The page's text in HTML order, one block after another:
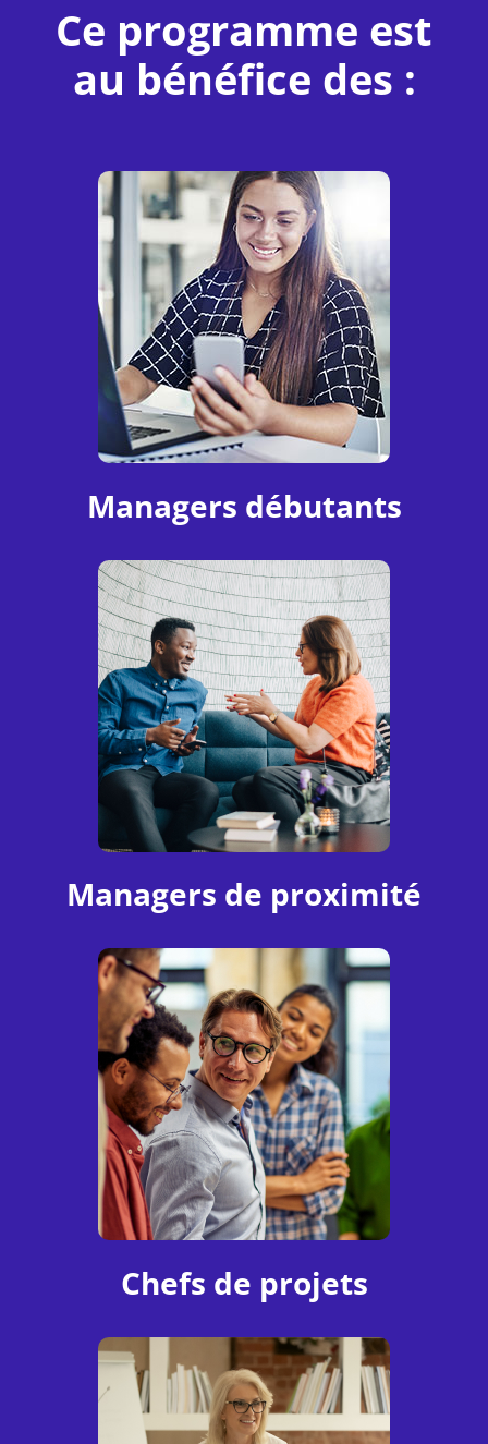
Ce programme est
au bénéfice des :
Managers débutants
Managers de proximité
Chefs de projets